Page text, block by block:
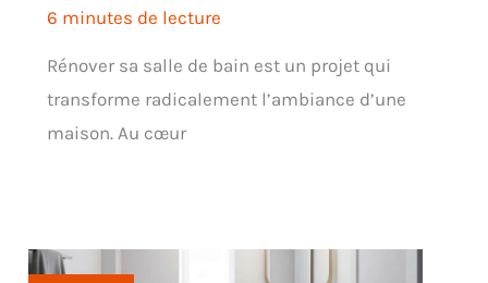
6 minutes de lecture
Rénover sa salle de bain est un projet qui
transforme radicalement l’ambiance d’une
maison. Au cœur